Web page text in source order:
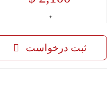
ثبت درخواست